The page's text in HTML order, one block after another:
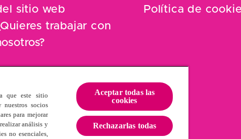
sitio web
trabajar con
Política de
que este sitio
nuestros socios
para mejorar
análisis y
no esenciales,
Aceptar todas las
cookies
Rechazarlas todas